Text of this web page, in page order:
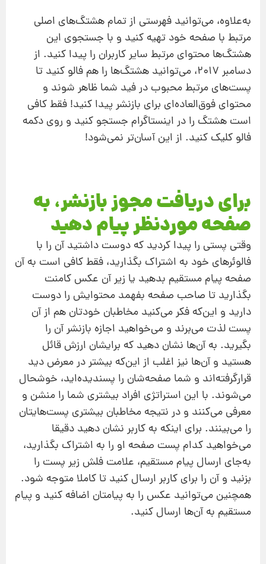
به‌علاوه، می‌توانید فهرستی از تمام هشتگ‌های اصلی
مرتبط با صفحه خود تهیه کنید و با جستجوی این
هشتگ‌ها محتوای مرتبط سایر کاربران را پیدا کنید. از
دسامبر 2017، می‌توانید هشتگ‌ها را هم فالو کنید تا
پست‌های مرتبط محبوب در فید شما ظاهر شوند و
محتوای فوق‌العاده‌ای برای بازنشر پیدا کنید! فقط کافی
است هشتگ را در اینستاگرام جستجو کنید و روی دکمه
فالو کلیک کنید. از این آسان‌تر نمی‌شود!
برای دریافت مجوز بازنشر، به
صفحه موردنظر پیام دهید
وقتی پستی را پیدا کردید که دوست داشتید آن را با
فالوئرهای خود به اشتراک بگذارید، فقط کافی است به آن
صفحه پیام مستقیم بدهید یا زیر آن عکس کامنت
بگذارید تا صاحب صفحه بفهمد محتوایش را دوست
دارید و این‌که فکر می‌کنید مخاطبان خودتان هم از آن
پست لذت می‌برند و می‌خواهید اجازه بازنشر آن را
بگیرید. به آن‌ها نشان دهید که برایشان ارزش قائل
هستید و آن‌ها نیز اغلب از این‌که بیشتر در معرض دید
قرارگرفته‌اند و شما صفحه‌شان را پسندیده‌اید، خوشحال
می‌شوند. با این استراتژی افراد بیشتری شما را منشن و
معرفی می‌‌کنند و در نتیجه مخاطبان بیشتری پست‌هایتان
را می‌بینند. برای اینکه به کاربر نشان دهید دقیقا
می‌خواهید کدام پست صفحه او را به اشتراک بگذارید،
به‌جای ارسال پیام مستقیم، علامت فلش زیر پست را
بزنید و آن را برای کاربر ارسال کنید تا کاملا متوجه شود.
همچنین می‌توانید عکس را به پیامتان اضافه کنید و پیام
مستقیم به آن‌ها ارسال کنید.